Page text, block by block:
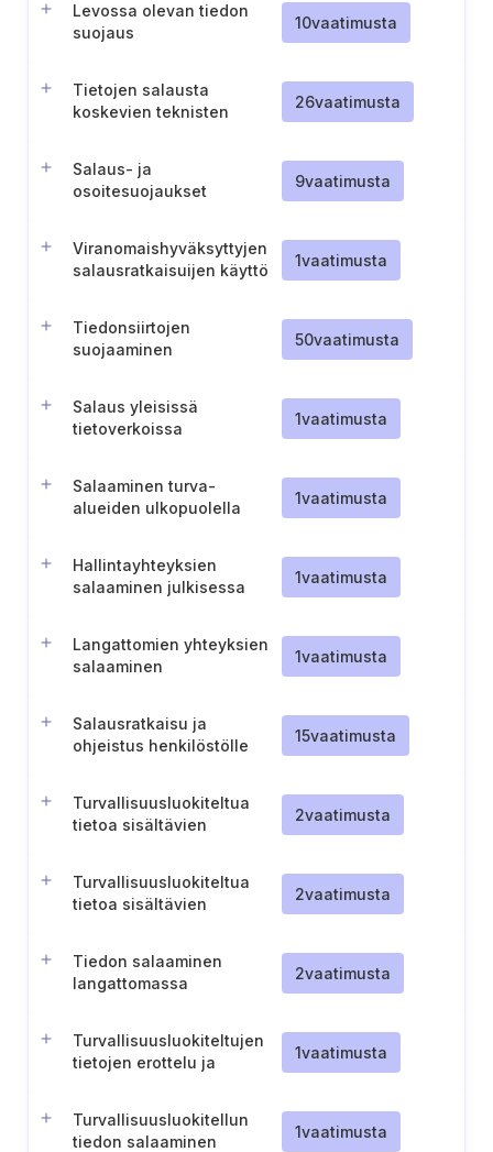
Levossa olevan tiedon
suojaus
10vaatimusta
Tietojen salausta
koskevien teknisten
26vaatimusta
Salaus- ja
osoitesuojaukset
9vaatimusta
Viranomaishyväksyttyjen
salausratkaisuijen käyttö
1vaatimusta
Tiedonsiirtojen
suojaaminen
50vaatimusta
Salaus yleisissä
tietoverkoissa
1vaatimusta
Salaaminen turva-
alueiden ulkopuolella
1vaatimusta
Hallintayhteyksien
salaaminen julkisessa
1vaatimusta
Langattomien yhteyksien
salaaminen
1vaatimusta
Salausratkaisu ja
ohjeistus henkilöstölle
15vaatimusta
Turvallisuusluokiteltua
tietoa sisältävien
2vaatimusta
Turvallisuusluokiteltua
tietoa sisältävien
2vaatimusta
Tiedon salaaminen
langattomassa
2vaatimusta
Turvallisuusluokiteltujen
tietojen erottelu ja
1vaatimusta
Turvallisuusluokitellun
tiedon salaaminen
1vaatimusta